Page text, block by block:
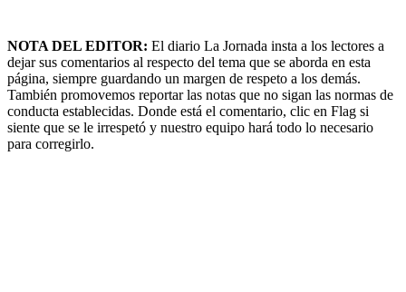
NOTA DEL EDITOR: El diario La Jornada insta a los lectores a
dejar sus comentarios al respecto del tema que se aborda en esta
página, siempre guardando un margen de respeto a los demás.
También promovemos reportar las notas que no sigan las normas de
conducta establecidas. Donde está el comentario, clic en Flag si
siente que se le irrespetó y nuestro equipo hará todo lo necesario
para corregirlo.